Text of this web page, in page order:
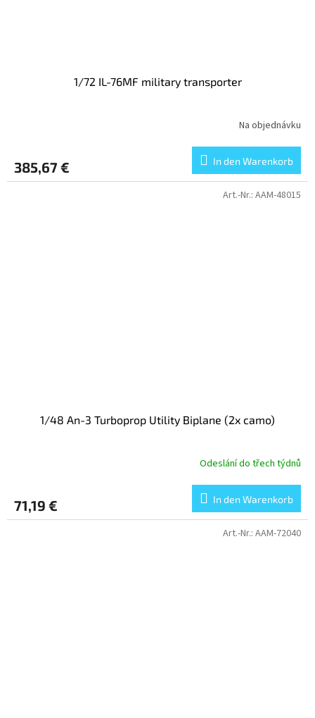
1/72 IL-76MF military transporter
Na objednávku
385,67 € In den Warenkorb
1/48 An-3 Turboprop Utility Biplane (2x camo)
Odeslání do třech týdnů
71,19 € In den Warenkorb
Art.-Nr.: AAM-48015
Art.-Nr.: AAM-72040